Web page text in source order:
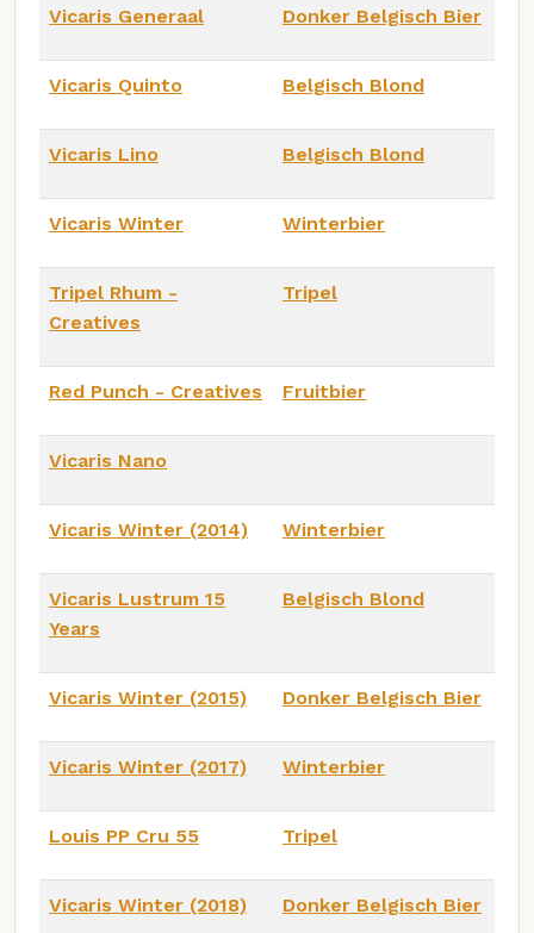
Vicaris Generaal Donker Belgisch Bier
Vicaris Quinto Belgisch Blond
Vicaris Lino Belgisch Blond
Vicaris Winter Winterbier
Tripel Rhum -
Creatives
Tripel
Red Punch - Creatives Fruitbier
Vicaris Nano
Vicaris Winter (2014) Winterbier
Vicaris Lustrum 15
Years
Belgisch Blond
Vicaris Winter (2015) Donker Belgisch Bier
Vicaris Winter (2017) Winterbier
Louis PP Cru 55 Tripel
Vicaris Winter (2018) Donker Belgisch Bier